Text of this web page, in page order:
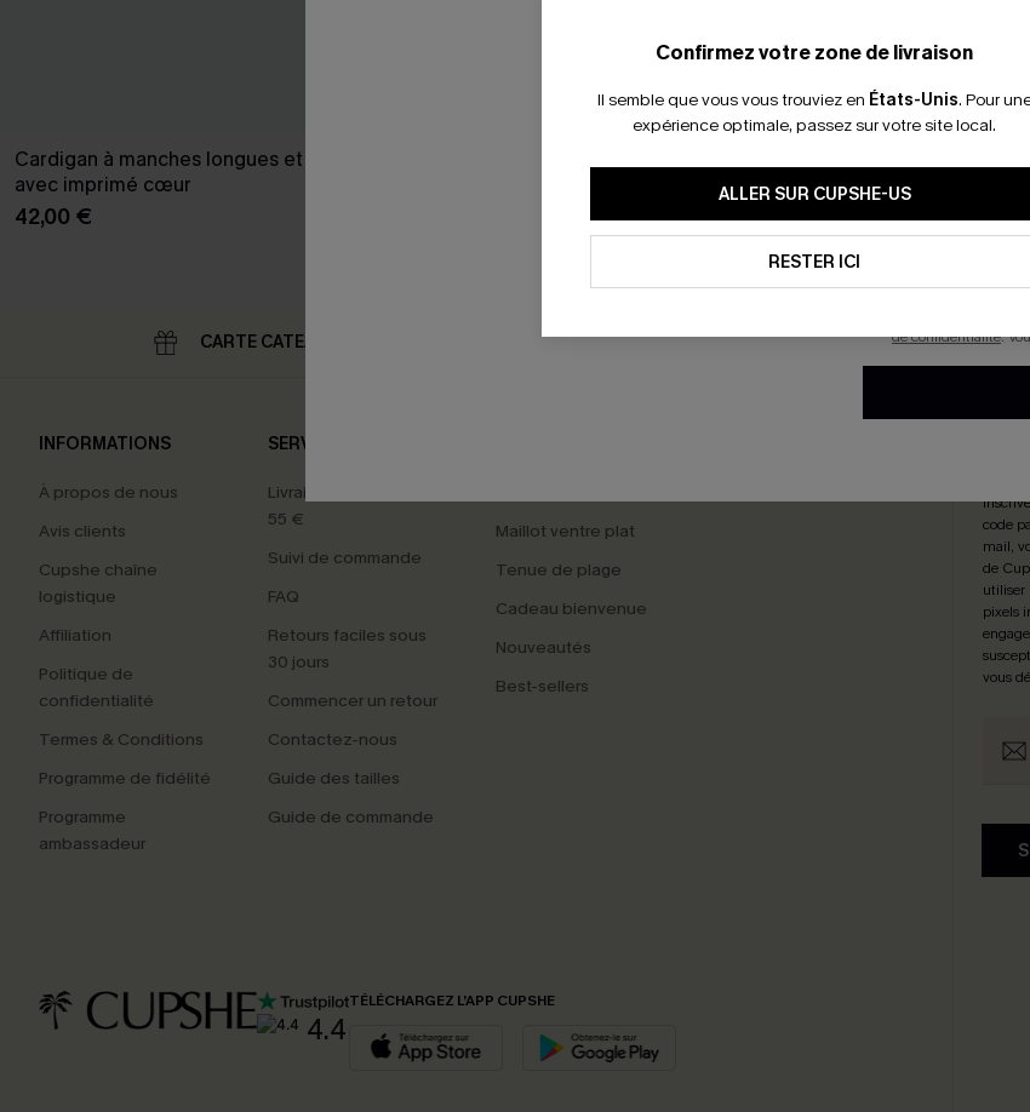
Cardigan à manches longues et col en V
avec imprimé cœur
42,00 €
paysannes
36,00 €
Taille haute
Confirmez votre zone de livraison
Il semble que vous vous trouviez en États-Unis. Pour
expérience optimale, passez sur votre site local.
ALLER SUR CUPSHE-US
RESTER ICI
CARTE CATEAU RETOURS GRATUITS ABONNÉS
INFORMATIONS
À propos de nous
Avis clients
Cupshe chaîne
logistique
Affiliation
Politique de
confidentialité
Termes & Conditions
Programme de fidélité
Programme
ambassadeur
SERVICES
Livraison offerte dès
55 €
Suivi de commande
FAQ
Retours faciles sous
30 jours
Commencer un retour
Contactez-nous
Guide des tailles
Guide de commande
Maillot ventre plat
Tenue de plage
Cadeau bienvenue
Nouveautés
Best-sellers
4.4
TÉLÉCHARGEZ L’APP CUPSHE
code
mail,
de
utiliser
pixels
vous
-15%
*Un code
En soumettant
mails marketing (y
reconnaissez avoir
pouvons utiliser les
technologies de
savoir si ceux-ci ont
personnaliser nos
produits
de confidentialité.